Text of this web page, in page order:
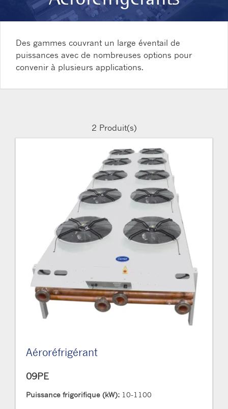
Des gammes couvrant un large éventail de
puissances avec de nombreuses options pour
convenir à plusieurs applications.
2 Produit(s)
Aéroréfrigérant
09PE
Puissance frigorifique (kW): 10-1100